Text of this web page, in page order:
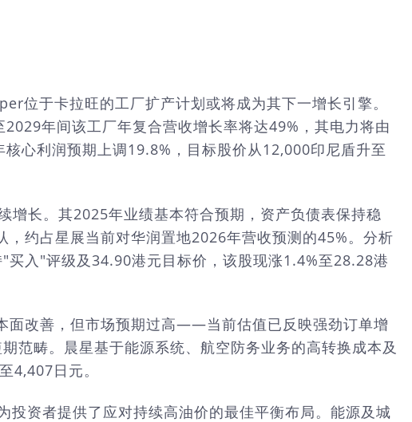
于卡拉旺的工厂扩产计划或将成为其下一增长引擎。
年间该工厂年复合营收增长率将达49%，其电力将由
心利润预期上调19.8%，目标股价从12,000印尼盾升至
长。其2025年业绩基本符合预期，资产负债表保持稳
约占星展当前对华润置地2026年营收预测的45%。分析
入"评级及34.90港元目标价，该股现涨1.4%至28.28港
改善，但市场预期过高——当前估值已反映强劲订单增
范畴。晨星基于能源系统、航空防务业务的高转换成本及
4,407日元。
资者提供了应对持续高油价的最佳平衡布局。能源及城